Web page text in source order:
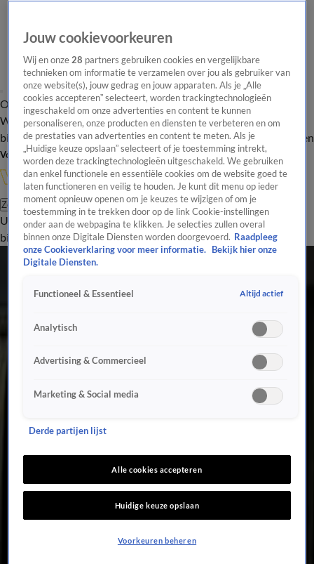
Overzicht Onze programma's Uitzendingen Onze gezichten
In de
WandelgangenInterviewsUitzending
bijwonenPodcastShopVeelgestelde vragenKijkersvraag insturen
Volg Vandaag Inside
Zoeken
UitzendingenVandaag InsideDe OranjezomerShopUitzending
bijwonen
Alle Overige sporten Artikelen
13 okt 2025, 16:34
11 okt 2025, 22:25
Video: Levi Rigters ramt Nasipov knock-out met keiharde knie tijdens Glory 104
11 okt 2025, 20:24
10 okt 2025, 17:34
25 sep 2025, 17:10
Femke Bol verovert met brons op estafette vijftiende mondiale medaille
21 sep 2025, 14:25
Hélène Hendriks lovend over Femke Bol: 'Daar mogen we heel trots op zijn!'
20 sep 2025, 14:35
Femke Bol nu samen met Sifan Hassan beste Nederlandse atlete ooit op WK
Jouw cookievoorkeuren
Wij en onze28 partners gebruiken cookies en vergelijkbare
technieken om informatie te verzamelen over jou als gebruiker van
onze website(s), jouw gedrag en jouw apparaten. Als je „Alle
cookies accepteren” selecteert, worden trackingtechnologieën
ingeschakeld om onze advertenties en content te kunnen
personaliseren, onze producten en diensten te verbeteren en om
de prestaties van advertenties en content te meten. Als je
„Huidige keuze opslaan” selecteert of je toestemming intrekt,
worden deze trackingtechnologieën uitgeschakeld. We gebruiken
dan enkel functionele en essentiële cookies om de website goed te
laten functioneren en veilig te houden. Je kunt dit menu op ieder
moment opnieuw openen om je keuzes te wijzigen of om je
toestemming in te trekken door op de link Cookie-instellingen
onder aan de webpagina te klikken. Je selecties zullen overal
binnen onze Digitale Diensten worden doorgevoerd. Raadpleeg
onze Cookieverklaring voor meer informatie.
Bekijk hier onze
Digitale Diensten.
Functioneel & Essentieel Altijd actief
Analytisch
Advertising & Commercieel
Marketing & Social media
Derde partijen lijst
Alle cookies accepteren
Huidige keuze opslaan
Voorkeuren beheren